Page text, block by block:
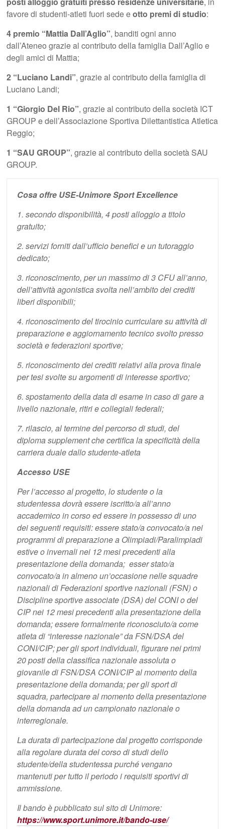
favore di studenti-atleti fuori sede eotto premi di studio:
4 premio “Mattia Dall’Aglio”, banditi ogni anno
dall’Ateneo grazie al contributo della famiglia Dall’Aglio e
degli amici di Mattia;
2 “Luciano Landi”, grazie al contributo della famiglia di
Luciano Landi;
1 “Giorgio Del Rio”, grazie al contributo della società ICT
GROUP e dell’Associazione Sportiva Dilettantistica Atletica
Reggio;
1 “SAU GROUP”, grazie al contributo della società SAU
GROUP.
Cosa offre USE-Unimore Sport Excellence
1. secondo disponibilità, 4 posti alloggio a titolo
gratuito;
2. servizi forniti dall’ufficio benefici e un tutoraggio
dedicato;
3. riconoscimento, per un massimo di 3 CFU all’anno,
dell’attività agonistica svolta nell’ambito dei crediti
liberi disponibili;
4. riconoscimento del tirocinio curriculare su attività di
preparazione e aggiornamento tecnico svolto presso
società e federazioni sportive;
5. riconoscimento dei crediti relativi alla prova finale
per tesi svolte su argomenti di interesse sportivo;
6. spostamento della data di esame in caso di gare a
livello nazionale, ritiri e collegiali federali;
7. rilascio, al termine del percorso di studi, del
diploma supplement che certifica la specificità della
carriera duale dallo studente-atleta
Accesso USE
Per l’accesso al progetto, lo studente o la
studentessa dovrà essere iscritto/a all’anno
accademico in corso ed essere in possesso di uno
dei seguenti requisiti: essere stato/a convocato/a nei
programmi di preparazione a Olimpiadi/Paralimpiadi
estive o invernali nei 12 mesi precedenti alla
presentazione della domanda; esser stato/a
convocato/a in almeno un’occasione nelle squadre
nazionali di Federazioni sportive nazionali (FSN) o
Discipline sportive associate (DSA) del CONI o del
CIP nei 12 mesi precedenti alla presentazione della
domanda; essere formalmente riconosciuto/a come
atleta di “interesse nazionale” da FSN/DSA del
CONI/CIP; per gli sport individuali, figurare nei primi
20 posti della classifica nazionale assoluta o
giovanile di FSN/DSA CONI/CIP al momento della
presentazione della domanda; per gli sport di
squadra, partecipare al momento della presentazione
della domanda ad un campionato nazionale o
interregionale.
La durata di partecipazione dal progetto corrisponde
alla regolare durata del corso di studi dello
studente/della studentessa purché vengano
mantenuti per tutto il periodo i requisiti sportivi di
ammissione.
Il bando è pubblicato sul sito di Unimore:
https://www.sport.unimore.it/bando-use/